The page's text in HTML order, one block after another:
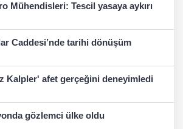
Mühendisleri: Tescil yasaya aykırı
Caddesi’nde tarihi dönüşüm
Kalpler' afet gerçeğini deneyimledi
gözlemci ülke oldu